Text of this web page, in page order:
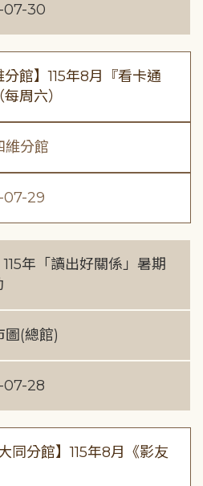
07-30
分館】115年8月『看卡通
周六）
維分館
29
115年「讀出好關係」暑期
圖(總館)
28
同分館】115年8月《影友